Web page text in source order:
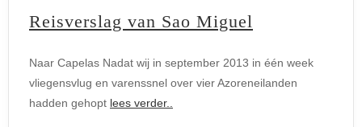
Reisverslag
Reisverslag van Sao Miguel
Naar Capelas Nadat wij in september 2013 in één week
vliegensvlug en varenssnel over vier Azoreneilanden
hadden gehopt lees verder..